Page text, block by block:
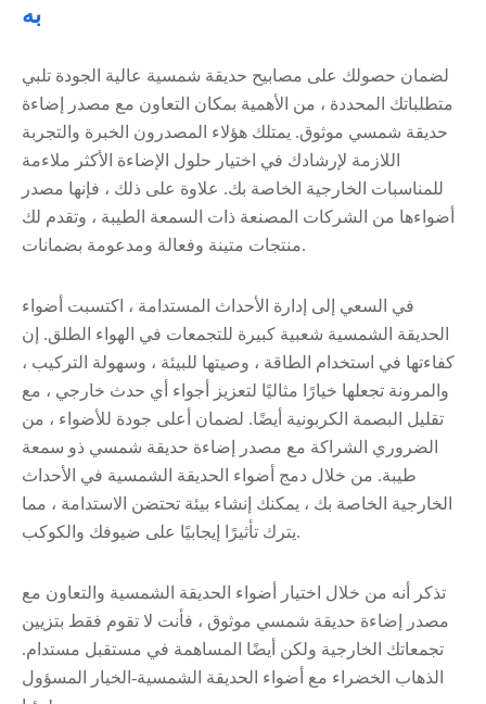
به
لضمان حصولك على مصابيح حديقة شمسية عالية الجودة تلبي
متطلباتك المحددة ، من الأهمية بمكان التعاون مع مصدر إضاءة
حديقة شمسي موثوق. يمتلك هؤلاء المصدرون الخبرة والتجربة
اللازمة لإرشادك في اختيار حلول الإضاءة الأكثر ملاءمة
للمناسبات الخارجية الخاصة بك. علاوة على ذلك ، فإنها مصدر
أضواءها من الشركات المصنعة ذات السمعة الطيبة ، وتقدم لك
منتجات متينة وفعالة ومدعومة بضمانات.
في السعي إلى إدارة الأحداث المستدامة ، اكتسبت أضواء
الحديقة الشمسية شعبية كبيرة للتجمعات في الهواء الطلق. إن
كفاءتها في استخدام الطاقة ، وصيتها للبيئة ، وسهولة التركيب ،
والمرونة تجعلها خيارًا مثاليًا لتعزيز أجواء أي حدث خارجي ، مع
تقليل البصمة الكربونية أيضًا. لضمان أعلى جودة للأضواء ، من
الضروري الشراكة مع مصدر إضاءة حديقة شمسي ذو سمعة
طيبة. من خلال دمج أضواء الحديقة الشمسية في الأحداث
الخارجية الخاصة بك ، يمكنك إنشاء بيئة تحتضن الاستدامة ، مما
يترك تأثيرًا إيجابيًا على ضيوفك والكوكب.
تذكر أنه من خلال اختيار أضواء الحديقة الشمسية والتعاون مع
مصدر إضاءة حديقة شمسي موثوق ، فأنت لا تقوم فقط بتزيين
تجمعاتك الخارجية ولكن أيضًا المساهمة في مستقبل مستدام.
الذهاب الخضراء مع أضواء الحديقة الشمسية-الخيار المسؤول